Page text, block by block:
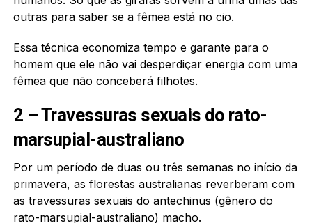
outras para saber se a fêmea está no cio.
Essa técnica economiza tempo e garante para o
homem que ele não vai desperdiçar energia com uma
fêmea que não conceberá filhotes.
2 – Travessuras sexuais do rato-
marsupial-australiano
Por um período de duas ou três semanas no início da
primavera, as florestas australianas reverberam com
as travessuras sexuais do antechinus (gênero do
rato-marsupial-australiano) macho.